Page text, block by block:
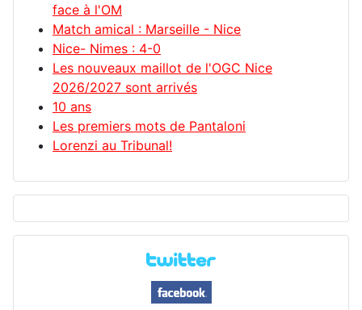
face à l'OM
Match amical : Marseille - Nice
Nice- Nimes : 4-0
Les nouveaux maillot de l'OGC Nice
2026/2027 sont arrivés
10 ans
Les premiers mots de Pantaloni
Lorenzi au Tribunal!